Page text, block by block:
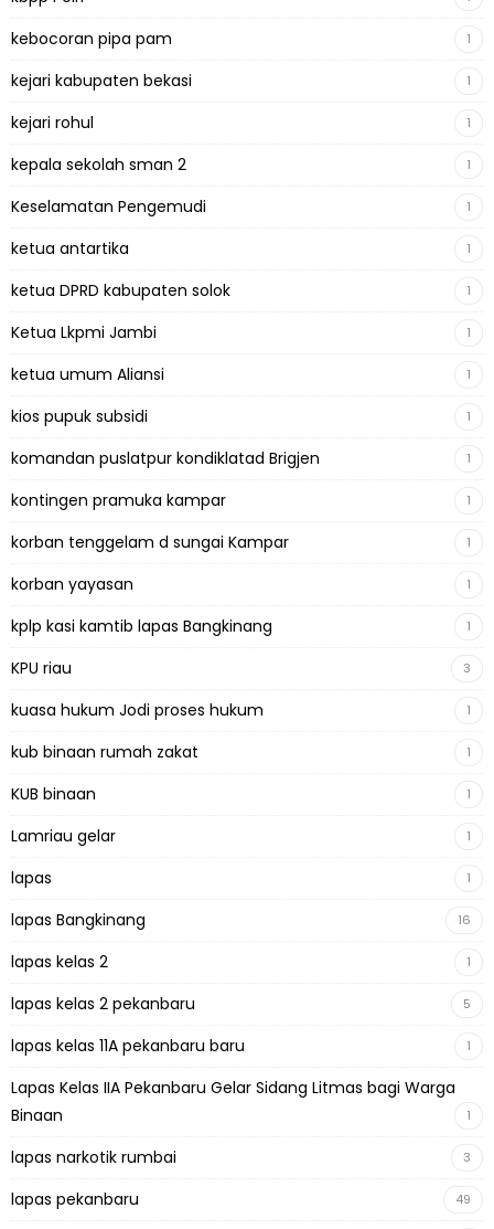
kebocoran pipa pam 1
kejari kabupaten bekasi 1
kejari rohul 1
kepala sekolah sman 2 1
Keselamatan Pengemudi 1
ketua antartika 1
ketua DPRD kabupaten solok 1
Ketua Lkpmi Jambi 1
ketua umum Aliansi 1
kios pupuk subsidi 1
komandan puslatpur kondiklatad Brigjen 1
kontingen pramuka kampar 1
korban tenggelam d sungai Kampar 1
korban yayasan 1
kplp kasi kamtib lapas Bangkinang 1
KPU riau 3
kuasa hukum Jodi proses hukum 1
kub binaan rumah zakat 1
KUB binaan 1
Lamriau gelar 1
lapas 1
lapas Bangkinang 16
lapas kelas 2 1
lapas kelas 2 pekanbaru 5
lapas kelas 11A pekanbaru baru 1
Lapas Kelas IIA Pekanbaru Gelar Sidang Litmas bagi Warga
Binaan
1
lapas narkotik rumbai 3
lapas pekanbaru 49